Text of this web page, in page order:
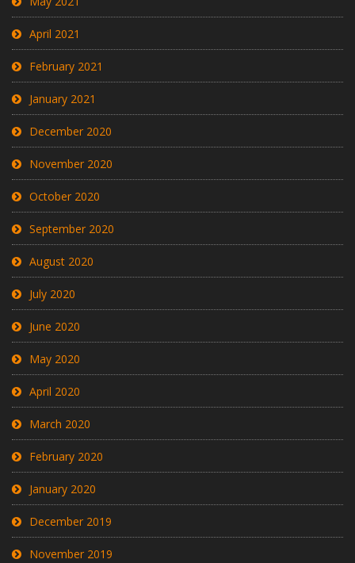
April 2021
February 2021
January 2021
December 2020
November 2020
October 2020
September 2020
August 2020
July 2020
June 2020
May 2020
April 2020
March 2020
February 2020
January 2020
December 2019
November 2019